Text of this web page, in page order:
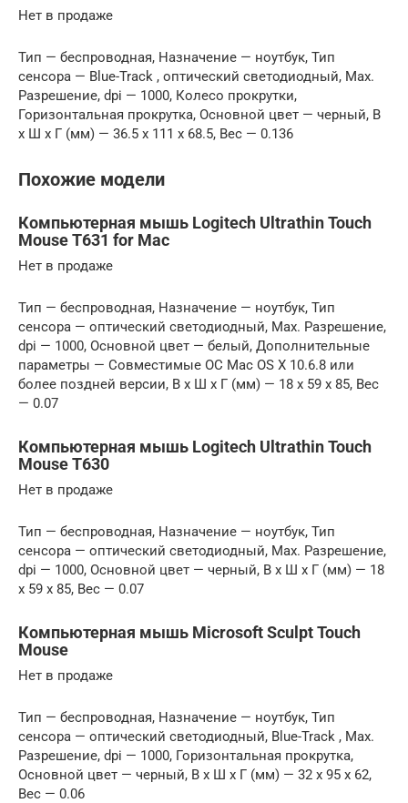
Нет в продаже
Тип — беспроводная, Назначение — ноутбук, Тип
сенсора — Blue-Track , оптический светодиодный, Max.
Разрешение, dpi — 1000, Колесо прокрутки,
Горизонтальная прокрутка, Основной цвет — черный, В
x Ш x Г (мм) — 36.5 x 111 x 68.5, Вес — 0.136
Похожие модели
Компьютерная мышь Logitech Ultrathin Touch
Mouse T631 for Mac
Нет в продаже
Тип — беспроводная, Назначение — ноутбук, Тип
сенсора — оптический светодиодный, Max. Разрешение,
dpi — 1000, Основной цвет — белый, Дополнительные
параметры — Совместимые ОС Mac OS X 10.6.8 или
более поздней версии, В x Ш x Г (мм) — 18 x 59 x 85, Вес
— 0.07
Компьютерная мышь Logitech Ultrathin Touch
Mouse T630
Нет в продаже
Тип — беспроводная, Назначение — ноутбук, Тип
сенсора — оптический светодиодный, Max. Разрешение,
dpi — 1000, Основной цвет — черный, В x Ш x Г (мм) — 18
x 59 x 85, Вес — 0.07
Компьютерная мышь Microsoft Sculpt Touch
Mouse
Нет в продаже
Тип — беспроводная, Назначение — ноутбук, Тип
сенсора — оптический светодиодный, Blue-Track , Max.
Разрешение, dpi — 1000, Горизонтальная прокрутка,
Основной цвет — черный, В x Ш x Г (мм) — 32 x 95 x 62,
Вес — 0.06